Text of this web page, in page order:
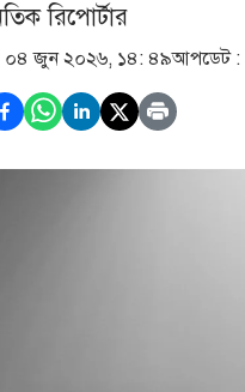
রিপোর্টার
০৪ জুন ২০২৬, ১৪: ৪৯আপডেট :